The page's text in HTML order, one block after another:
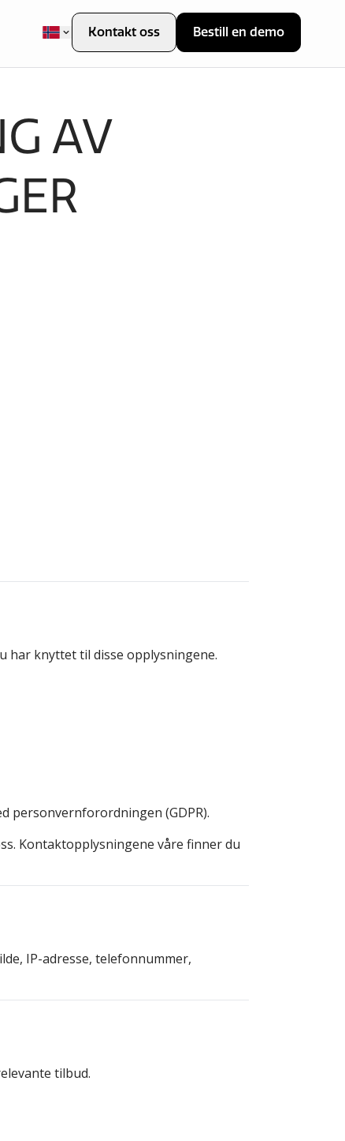
Kontakt oss Bestill en demo
AV
har knyttet til disse opplysningene.
personvernforordningen (GDPR).
Kontaktopplysningene våre finner du
IP-adresse, telefonnummer,
tilbud.